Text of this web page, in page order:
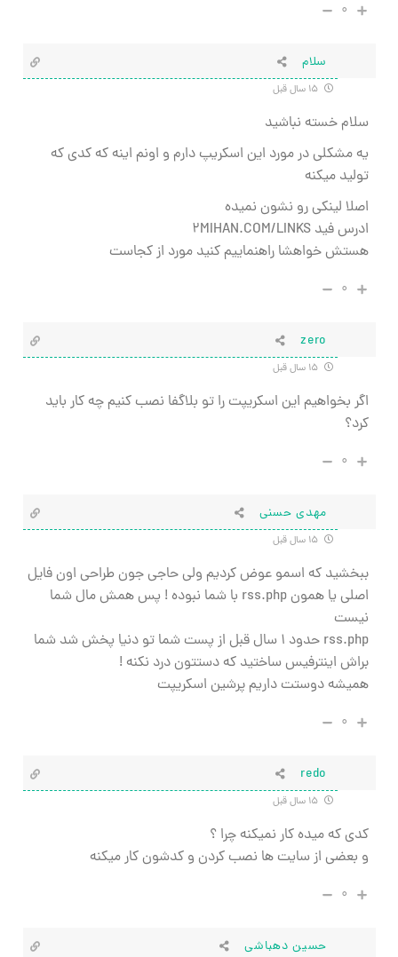
۰
سلام
سلام خسته نباشید
یه مشکلی در مورد این اسکریپ دارم و اونم اینه که کدی که
تولید میکنه
اصلا لینکی رو نشون نمیده
ادرس فید 2MIHAN.COM/LINKS
هستش خواهشا راهنماییم کنید مورد از کجاست
۰
zero
اگر بخواهیم این اسکریپت را تو بلاگفا نصب کنیم چه کار باید
کرد؟
۰
مهدی حسنی
ببخشید که اسمو عوض کردیم ولی حاجی جون طراحی اون فایل
اصلی یا همون rss.php با شما نبوده ! پس همش مال شما
نیست
rss.php حدود 1 سال قبل از پست شما تو دنیا پخش شد شما
براش اینترفیس ساختید که دستتون درد نکنه !
همیشه دوستت داریم پرشین اسکریپت
۰
redo
کدی که میده کار نمیکنه چرا ؟
و بعضی از سایت ها نصب کردن و کدشون کار میکنه‌
۰
حسین دهباشی